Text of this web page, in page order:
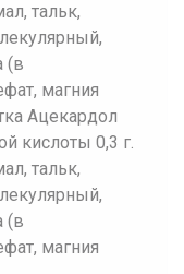
тальк,
(в
магния
Ацекардол
кислоты 0,3 г.
тальк,
(в
магния